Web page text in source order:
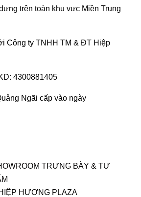
trên toàn khu vực Miền Trung
Công ty TNHH TM & ĐT Hiệp
4300881405
Ngãi cấp vào ngày
TRƯNG BÀY & TƯ
HƯƠNG PLAZA